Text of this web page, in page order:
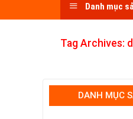
Danh mục
Tag Archives:
DANH MỤC